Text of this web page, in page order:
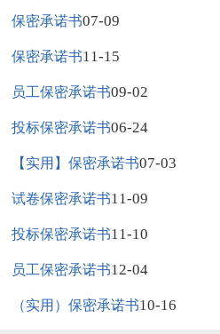
保密承诺书07-09
保密承诺书11-15
员工保密承诺书09-02
投标保密承诺书06-24
【实用】保密承诺书07-03
试卷保密承诺书11-09
投标保密承诺书11-10
员工保密承诺书12-04
（实用）保密承诺书10-16